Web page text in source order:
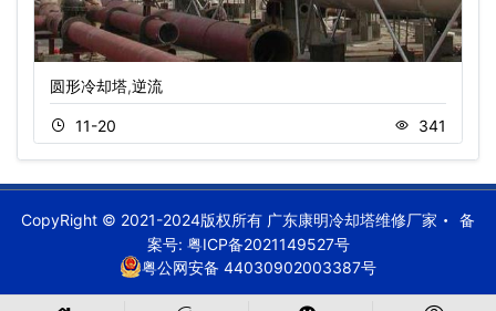
圆形冷却塔,逆流
11-20 341
CopyRight © 2021-2024版权所有 广东康明冷却塔维修厂家
备
案号: 粤ICP备2021149527号
粤公网安备 44030902003387号